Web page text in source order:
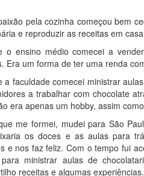
pela cozinha começou bem
e reproduzir as receitas em
o ensino médio comecei a
Era um forma de ter uma renda
a faculdade comecei ministrar
a trabalhar com chocolate
era apenas um hobby, assim
me formei, mudei para São
os doces e as aulas para
e nos faz feliz. Com o tempo fui
para ministrar aulas de
receitas e algumas experiências.